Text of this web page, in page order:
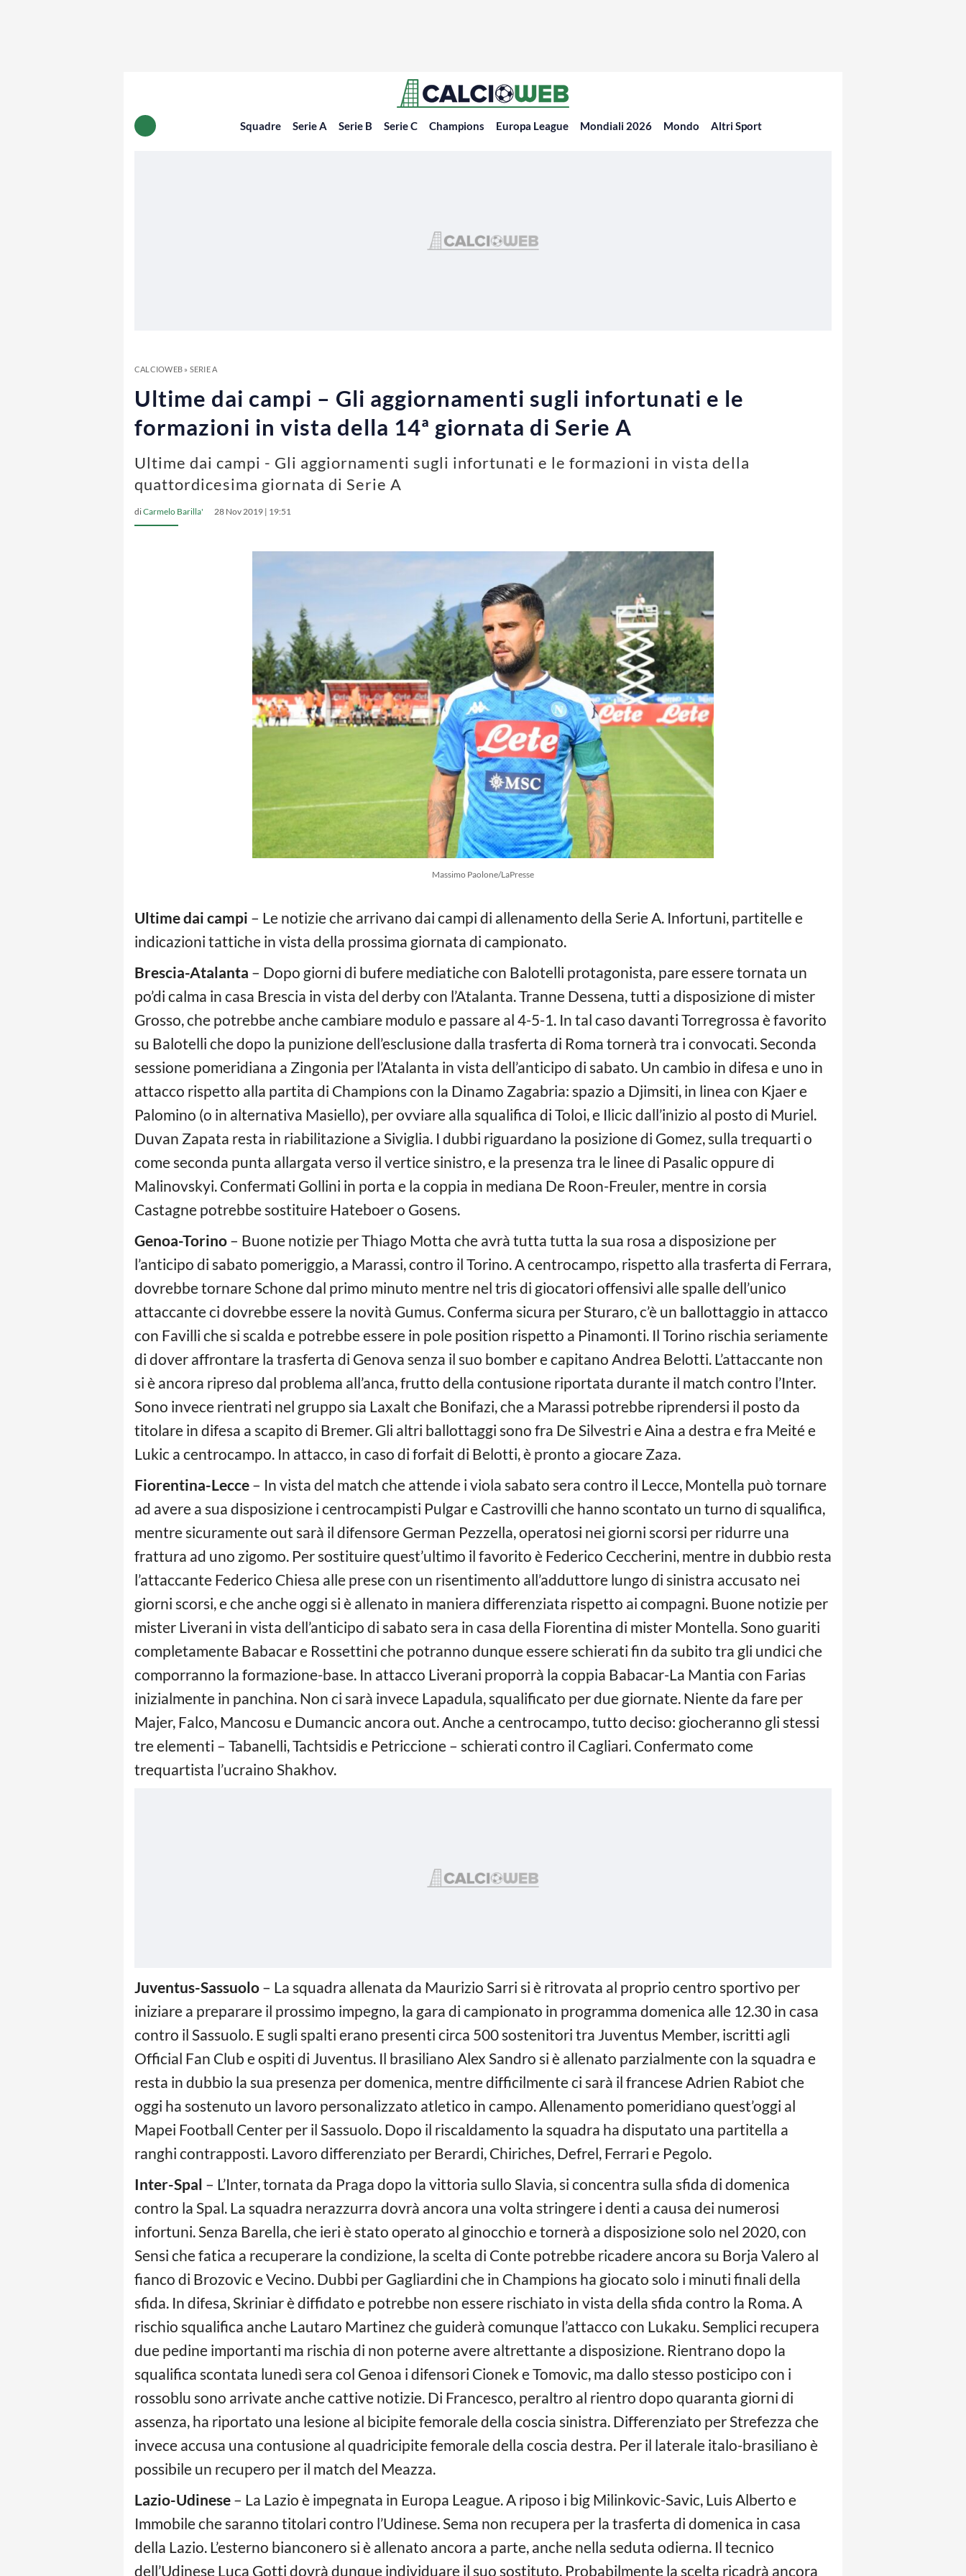
Squadre Serie A Serie B Serie C Champions Europa League Mondiali 2026 Mondo Altri Sport
CALCIOWEB» SERIE A
Ultime dai campi – Gli aggiornamenti sugli infortunati e le
formazioni in vista della 14ª giornata di Serie A
Ultime dai campi - Gli aggiornamenti sugli infortunati e le formazioni in vista della
quattordicesima giornata di Serie A
diCarmelo Barilla' 28 Nov 2019 | 19:51
Massimo Paolone/LaPresse
Ultime dai campi – Le notizie che arrivano dai campi di allenamento della Serie A. Infortuni, partitelle e
indicazioni tattiche in vista della prossima giornata di campionato.
Brescia-Atalanta – Dopo giorni di bufere mediatiche con Balotelli protagonista, pare essere tornata un
po’di calma in casa Brescia in vista del derby con l’Atalanta. Tranne Dessena, tutti a disposizione di mister
Grosso, che potrebbe anche cambiare modulo e passare al 4-5-1. In tal caso davanti Torregrossa è favorito
su Balotelli che dopo la punizione dell’esclusione dalla trasferta di Roma tornerà tra i convocati. Seconda
sessione pomeridiana a Zingonia per l’Atalanta in vista dell’anticipo di sabato. Un cambio in difesa e uno in
attacco rispetto alla partita di Champions con la Dinamo Zagabria: spazio a Djimsiti, in linea con Kjaer e
Palomino (o in alternativa Masiello), per ovviare alla squalifica di Toloi, e Ilicic dall’inizio al posto di Muriel.
Duvan Zapata resta in riabilitazione a Siviglia. I dubbi riguardano la posizione di Gomez, sulla trequarti o
come seconda punta allargata verso il vertice sinistro, e la presenza tra le linee di Pasalic oppure di
Malinovskyi. Confermati Gollini in porta e la coppia in mediana De Roon-Freuler, mentre in corsia
Castagne potrebbe sostituire Hateboer o Gosens.
Genoa-Torino – Buone notizie per Thiago Motta che avrà tutta tutta la sua rosa a disposizione per
l’anticipo di sabato pomeriggio, a Marassi, contro il Torino. A centrocampo, rispetto alla trasferta di Ferrara,
dovrebbe tornare Schone dal primo minuto mentre nel tris di giocatori offensivi alle spalle dell’unico
attaccante ci dovrebbe essere la novità Gumus. Conferma sicura per Sturaro, c’è un ballottaggio in attacco
con Favilli che si scalda e potrebbe essere in pole position rispetto a Pinamonti. Il Torino rischia seriamente
di dover affrontare la trasferta di Genova senza il suo bomber e capitano Andrea Belotti. L’attaccante non
si è ancora ripreso dal problema all’anca, frutto della contusione riportata durante il match contro l’Inter.
Sono invece rientrati nel gruppo sia Laxalt che Bonifazi, che a Marassi potrebbe riprendersi il posto da
titolare in difesa a scapito di Bremer. Gli altri ballottaggi sono fra De Silvestri e Aina a destra e fra Meité e
Lukic a centrocampo. In attacco, in caso di forfait di Belotti, è pronto a giocare Zaza.
Fiorentina-Lecce – In vista del match che attende i viola sabato sera contro il Lecce, Montella può tornare
ad avere a sua disposizione i centrocampisti Pulgar e Castrovilli che hanno scontato un turno di squalifica,
mentre sicuramente out sarà il difensore German Pezzella, operatosi nei giorni scorsi per ridurre una
frattura ad uno zigomo. Per sostituire quest’ultimo il favorito è Federico Ceccherini, mentre in dubbio resta
l’attaccante Federico Chiesa alle prese con un risentimento all’adduttore lungo di sinistra accusato nei
giorni scorsi, e che anche oggi si è allenato in maniera differenziata rispetto ai compagni. Buone notizie per
mister Liverani in vista dell’anticipo di sabato sera in casa della Fiorentina di mister Montella. Sono guariti
completamente Babacar e Rossettini che potranno dunque essere schierati fin da subito tra gli undici che
comporranno la formazione-base. In attacco Liverani proporrà la coppia Babacar-La Mantia con Farias
inizialmente in panchina. Non ci sarà invece Lapadula, squalificato per due giornate. Niente da fare per
Majer, Falco, Mancosu e Dumancic ancora out. Anche a centrocampo, tutto deciso: giocheranno gli stessi
tre elementi – Tabanelli, Tachtsidis e Petriccione – schierati contro il Cagliari. Confermato come
trequartista l’ucraino Shakhov.
Juventus-Sassuolo – La squadra allenata da Maurizio Sarri si è ritrovata al proprio centro sportivo per
iniziare a preparare il prossimo impegno, la gara di campionato in programma domenica alle 12.30 in casa
contro il Sassuolo. E sugli spalti erano presenti circa 500 sostenitori tra Juventus Member, iscritti agli
Official Fan Club e ospiti di Juventus. Il brasiliano Alex Sandro si è allenato parzialmente con la squadra e
resta in dubbio la sua presenza per domenica, mentre difficilmente ci sarà il francese Adrien Rabiot che
oggi ha sostenuto un lavoro personalizzato atletico in campo. Allenamento pomeridiano quest’oggi al
Mapei Football Center per il Sassuolo. Dopo il riscaldamento la squadra ha disputato una partitella a
ranghi contrapposti. Lavoro differenziato per Berardi, Chiriches, Defrel, Ferrari e Pegolo.
Inter-Spal – L’Inter, tornata da Praga dopo la vittoria sullo Slavia, si concentra sulla sfida di domenica
contro la Spal. La squadra nerazzurra dovrà ancora una volta stringere i denti a causa dei numerosi
infortuni. Senza Barella, che ieri è stato operato al ginocchio e tornerà a disposizione solo nel 2020, con
Sensi che fatica a recuperare la condizione, la scelta di Conte potrebbe ricadere ancora su Borja Valero al
fianco di Brozovic e Vecino. Dubbi per Gagliardini che in Champions ha giocato solo i minuti finali della
sfida. In difesa, Skriniar è diffidato e potrebbe non essere rischiato in vista della sfida contro la Roma. A
rischio squalifica anche Lautaro Martinez che guiderà comunque l’attacco con Lukaku. Semplici recupera
due pedine importanti ma rischia di non poterne avere altrettante a disposizione. Rientrano dopo la
squalifica scontata lunedì sera col Genoa i difensori Cionek e Tomovic, ma dallo stesso posticipo con i
rossoblu sono arrivate anche cattive notizie. Di Francesco, peraltro al rientro dopo quaranta giorni di
assenza, ha riportato una lesione al bicipite femorale della coscia sinistra. Differenziato per Strefezza che
invece accusa una contusione al quadricipite femorale della coscia destra. Per il laterale italo-brasiliano è
possibile un recupero per il match del Meazza.
Lazio-Udinese – La Lazio è impegnata in Europa League. A riposo i big Milinkovic-Savic, Luis Alberto e
Immobile che saranno titolari contro l’Udinese. Sema non recupera per la trasferta di domenica in casa
della Lazio. L’esterno bianconero si è allenato ancora a parte, anche nella seduta odierna. Il tecnico
dell’Udinese Luca Gotti dovrà dunque individuare il suo sostituto. Probabilmente la scelta ricadrà ancora